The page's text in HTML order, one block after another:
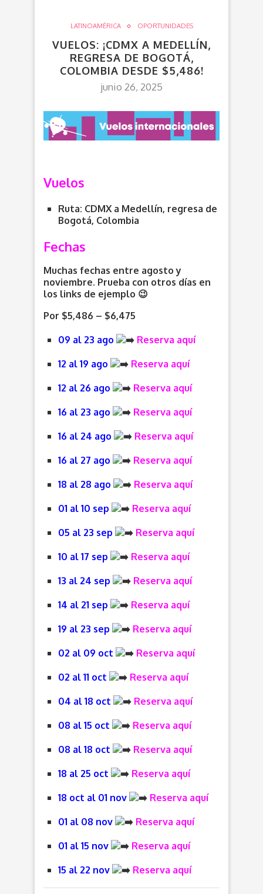
LATINOAMÉRICA OPORTUNIDADES
VUELOS: ¡CDMX A MEDELLÍN,
REGRESA DE BOGOTÁ,
COLOMBIA DESDE $5,486!
junio 26, 2025
Vuelos
Ruta: CDMX a Medellín, regresa de
Bogotá, Colombia
Fechas
Muchas fechas entre agosto y
noviembre. Prueba con otros días en
los links de ejemplo 😉
Por $5,486 – $6,475
09 al 23 ago Reserva aquí
12 al 19 ago Reserva aquí
12 al 26 ago Reserva aquí
16 al 23 ago Reserva aquí
16 al 24 ago Reserva aquí
16 al 27 ago Reserva aquí
18 al 28 ago Reserva aquí
01 al 10 sep Reserva aquí
05 al 23 sep Reserva aquí
10 al 17 sep Reserva aquí
13 al 24 sep Reserva aquí
14 al 21 sep Reserva aquí
19 al 23 sep Reserva aquí
02 al 09 oct Reserva aquí
02 al 11 oct Reserva aquí
04 al 18 oct Reserva aquí
08 al 15 oct Reserva aquí
08 al 18 oct Reserva aquí
18 al 25 oct Reserva aquí
18 oct al 01 nov Reserva aquí
01 al 08 nov Reserva aquí
01 al 15 nov Reserva aquí
15 al 22 nov Reserva aquí